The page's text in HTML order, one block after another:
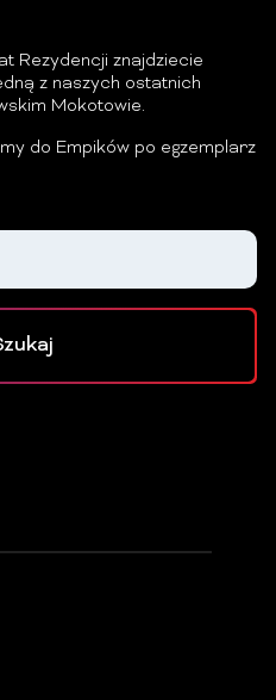
Rezydencji znajdziecie
z naszych ostatnich
Mokotowie.
do Empików po egzemplarz